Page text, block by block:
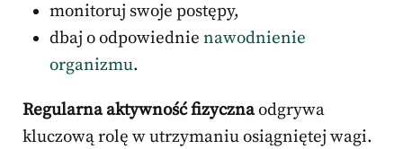
monitoruj swoje postępy,
dbaj o odpowiednie nawodnienie
organizmu.
Regularna aktywność fizycznaodgrywa
kluczową rolę w utrzymaniu osiągniętej wagi.